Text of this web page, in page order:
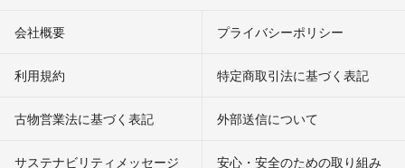
会社概要 プライバシーポリシー
利用規約 特定商取引法に基づく表記
古物営業法に基づく表記 外部送信について
サステナビリティメッセージ 安心・安全のための取り組み